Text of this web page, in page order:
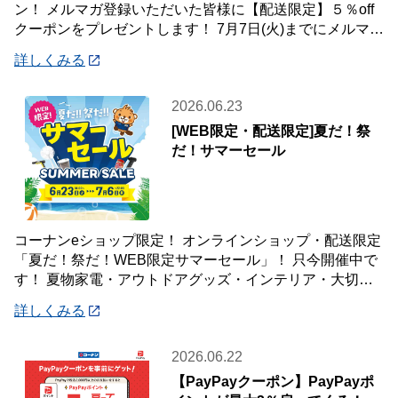
ン！ メルマガ登録いただいた皆様に【配送限定】５％off
クーポンをプレゼントします！ 7月7日(火)までにメルマガ
詳しくみる
2026.06.23
[WEB限定・配送限定]夏だ！祭
だ！サマーセール
コーナンeショップ限定！ オンラインショップ・配送限定
「夏だ！祭だ！WEB限定サマーセール」！ 只今開催中で
す！ 夏物家電・アウトドアグッズ・インテリア・大切な
詳しくみる
2026.06.22
【PayPayクーポン】PayPayポ